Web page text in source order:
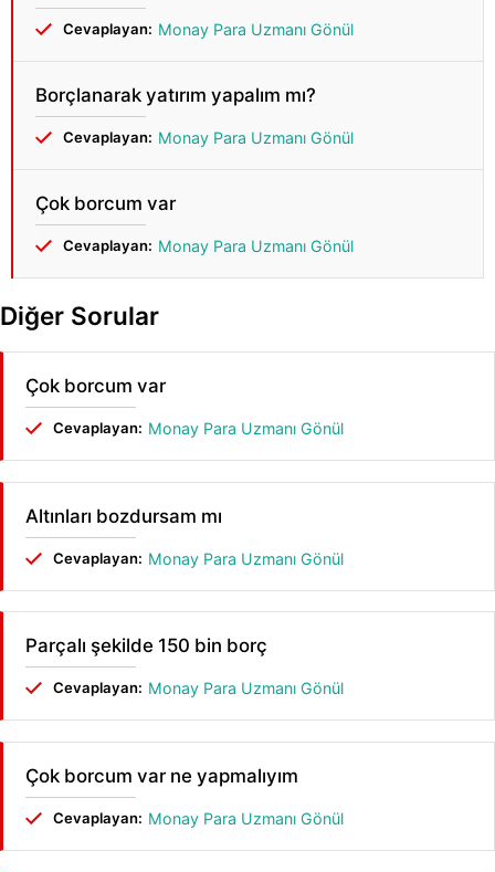
Cevaplayan: Monay Para Uzmanı Gönül
Borçlanarak yatırım yapalım mı?
Cevaplayan: Monay Para Uzmanı Gönül
Çok borcum var
Cevaplayan: Monay Para Uzmanı Gönül
Diğer Sorular
Çok borcum var
Cevaplayan: Monay Para Uzmanı Gönül
Altınları bozdursam mı
Cevaplayan: Monay Para Uzmanı Gönül
Parçalı şekilde 150 bin borç
Cevaplayan: Monay Para Uzmanı Gönül
Çok borcum var ne yapmalıyım
Cevaplayan: Monay Para Uzmanı Gönül